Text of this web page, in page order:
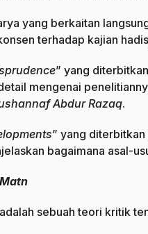
yang berkaitan
terhadap kajian
” yang
mengenai
Abdur Razaq.
” yang
bagaimana asal-
adalah sebuah teori kritik